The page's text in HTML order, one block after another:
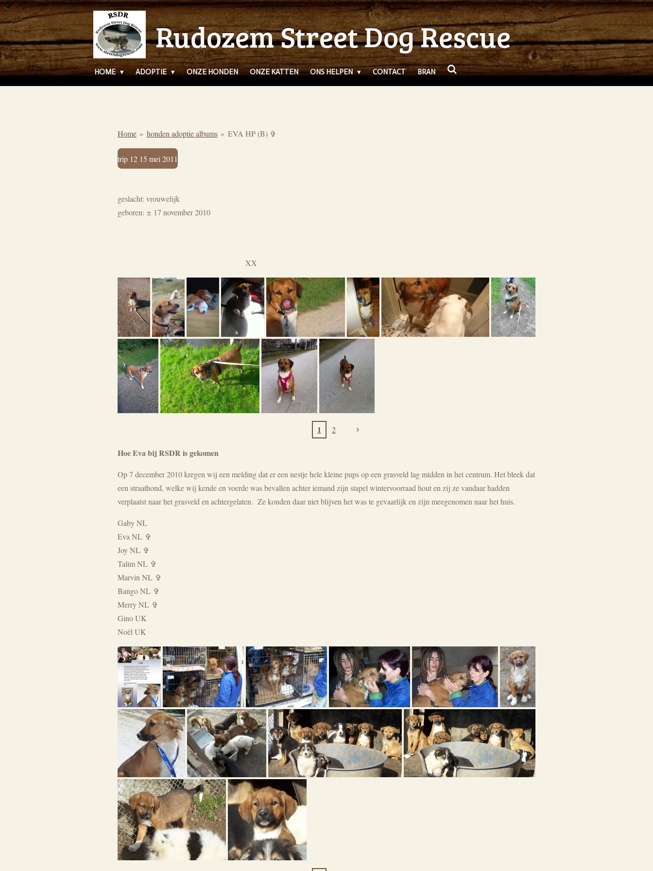
Ga
direct
naar
de
hoofdinhoud
Rudozem Street Dog Rescue
HOME ADOPTIE ONZE HONDEN ONZE KATTEN ONS HELPEN CONTACT BRAN
Home » honden adoptie albums » EVA HP (B) ✞
trip 12 15 mei 2011
geslacht: vrouwelijk
geboren: ± 17 november 2010
XX
1 2
Hoe Eva bij RSDR is gekomen
Op 7 december 2010 kregen wij een melding dat er een nestje hele kleine pups op een grasveld lag midden in het centrum. Het bleek dat
een straathond, welke wij kende en voerde was bevallen achter iemand zijn stapel wintervoorraad hout en zij ze vandaar hadden
verplaatst naar het grasveld en achtergelaten. Ze konden daar niet blijven het was te gevaarlijk en zijn meegenomen naar het huis.
Gaby NL
Eva NL ✞
Joy NL ✞
Talim NL ✞
Marvin NL ✞
Bango NL ✞
Merry NL ✞
Gino UK
Noël UK